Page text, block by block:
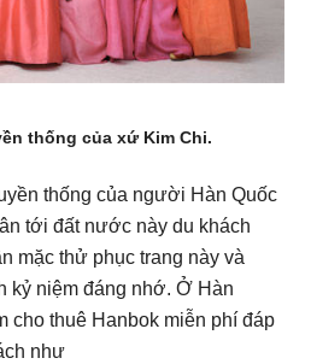
thống của xứ Kim Chi.
thống của người Hàn Quốc
tới đất nước này du khách
mặc thử phục trang này và
kỷ niệm đáng nhớ. Ở Hàn
cho thuê Hanbok miễn phí đáp
như